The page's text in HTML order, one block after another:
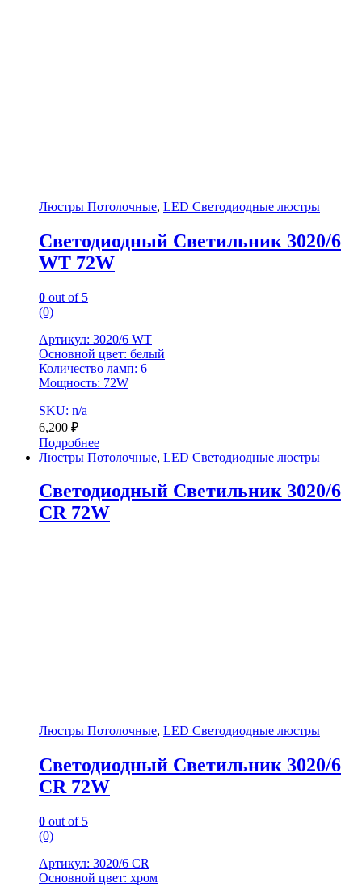
Люстры Потолочные, LED Светодиодные люстры
Светодиодный Светильник 3020/6
WT 72W
0 out of 5
(0)
Артикул: 3020/6 WT
Основной цвет: белый
Количество ламп: 6
Мощность: 72W
SKU: n/a
6,200 ₽
Подробнее
Люстры Потолочные, LED Светодиодные люстры
Светодиодный Светильник 3020/6
CR 72W
Люстры Потолочные, LED Светодиодные люстры
Светодиодный Светильник 3020/6
CR 72W
0 out of 5
(0)
Артикул: 3020/6 CR
Основной цвет: хром